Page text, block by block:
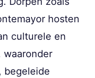
hosten
culturele en
begeleide